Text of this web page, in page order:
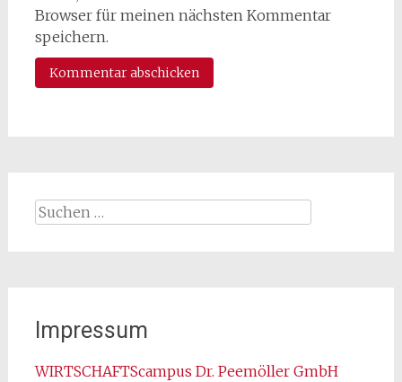
Browser für meinen nächsten Kommentar
speichern.
Suchen
Impressum
WIRTSCHAFTScampus Dr. Peemöller GmbH